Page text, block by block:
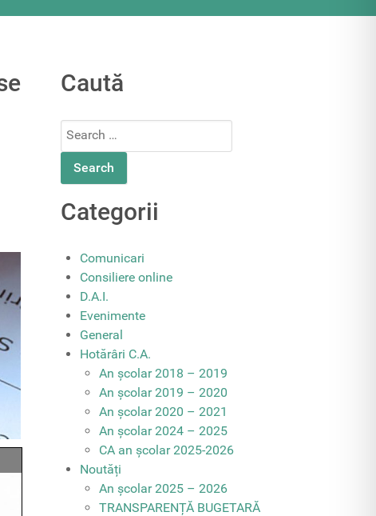
Caută
Search
Categorii
Comunicari
Consiliere online
D.A.I.
Evenimente
General
Hotărâri C.A.
An școlar 2018 – 2019
An școlar 2019 – 2020
An școlar 2020 – 2021
An școlar 2024 – 2025
CA an școlar 2025-2026
Noutăți
An școlar 2025 – 2026
TRANSPARENȚĂ BUGETARĂ